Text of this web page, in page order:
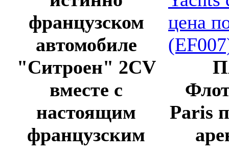
французском
автомобиле
"Ситроен" 2CV
вместе с
настоящим
французским
Paris